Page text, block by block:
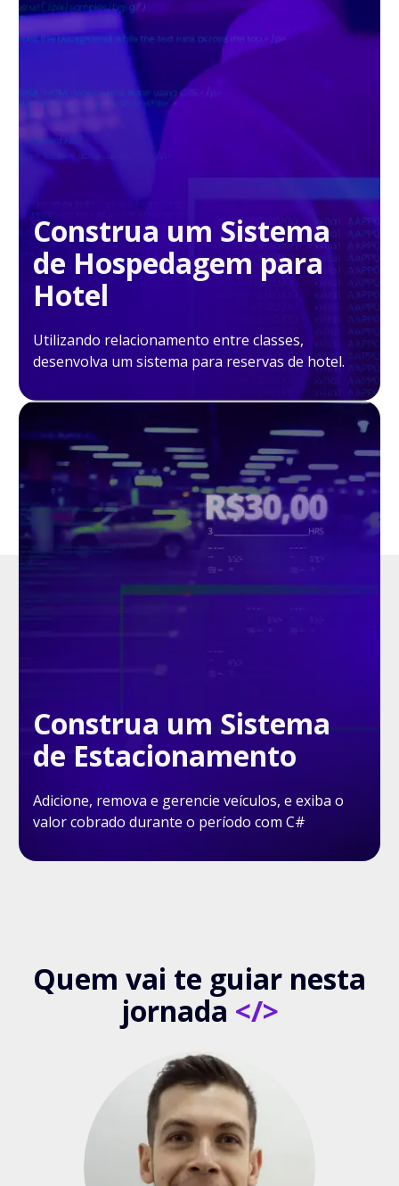
Construa um Sistema
de Hospedagem para
Hotel
Utilizando relacionamento entre classes,
desenvolva um sistema para reservas de hotel.
Construa um Sistema
de Estacionamento
Adicione, remova e gerencie veículos, e exiba o
valor cobrado durante o período com C#
Quem vai te guiar nesta
jornada </>